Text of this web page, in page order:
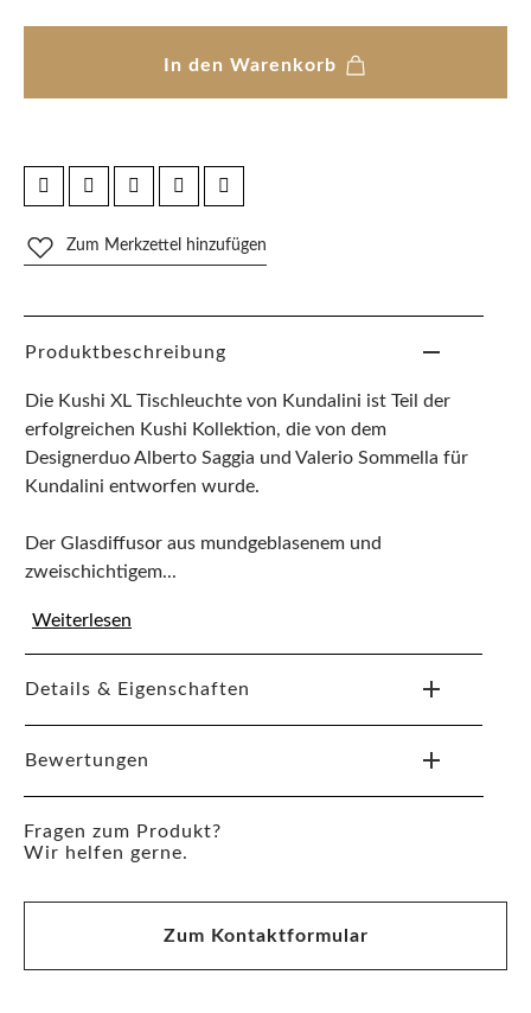
In den Warenkorb
Zum Merkzettel hinzufügen
Produktbeschreibung
Die Kushi XL Tischleuchte von Kundalini ist Teil der
erfolgreichen Kushi Kollektion, die von dem
Designerduo Alberto Saggia und Valerio Sommella für
Kundalini entworfen wurde.
Der Glasdiffusor aus mundgeblasenem und
zweischichtigem...
Weiterlesen
Details & Eigenschaften
Bewertungen
Fragen zum Produkt?
Wir helfen gerne.
Zum Kontaktformular